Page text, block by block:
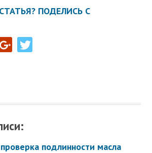
ПОДЕЛИСЬ С
подлинности масла